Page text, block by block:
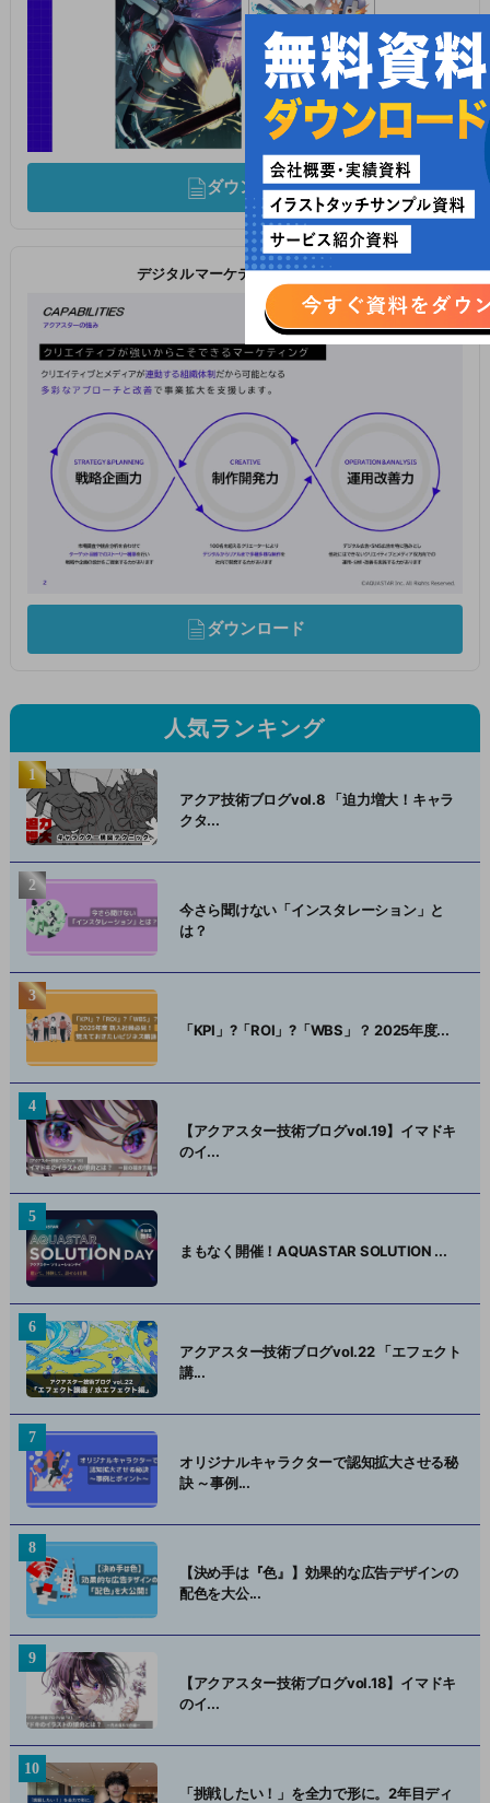
ダウンロード
デジタルマーケティング紹介資料
ダウンロード
人気ランキング
アクア技術ブログvol.8 「迫力増大！キャラ
クタ...
今さら聞けない「インスタレーション」と
は？
「KPI」?「ROI」?「WBS」？ 2025年度...
【アクアスター技術ブログvol.19】イマドキ
のイ...
まもなく開催！AQUASTAR SOLUTION ...
アクアスター技術ブログvol.22 「エフェクト
講...
オリジナルキャラクターで認知拡大させる秘
訣 ～事例...
【決め手は『色』】効果的な広告デザインの
配色を大公...
【アクアスター技術ブログvol.18】イマドキ
のイ...
「挑戦したい！」を全力で形に。2年目ディ